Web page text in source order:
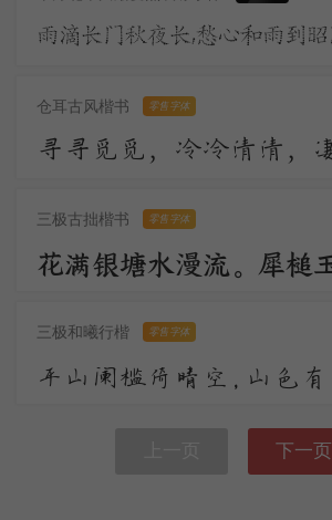
仓耳古风楷书 零售字体
三极古拙楷书 零售字体
三极和曦行楷 零售字体
下一页